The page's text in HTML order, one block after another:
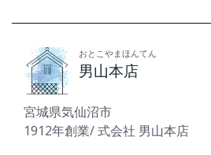
おとこやまほんてん
男山本店
宮城県気仙沼市
1912年創業/ 式会社 男山本店